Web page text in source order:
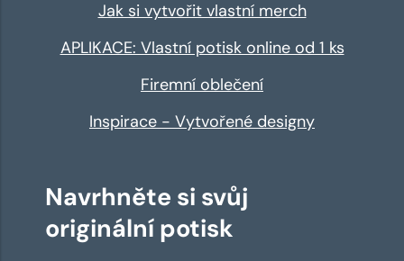
Jak si vytvořit vlastní merch
APLIKACE: Vlastní potisk online od 1 ks
Firemní oblečení
Inspirace - Vytvořené designy
Navrhněte si svůj
originální potisk